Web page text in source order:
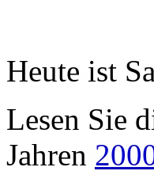
Heute ist
Lesen Sie
Jahren